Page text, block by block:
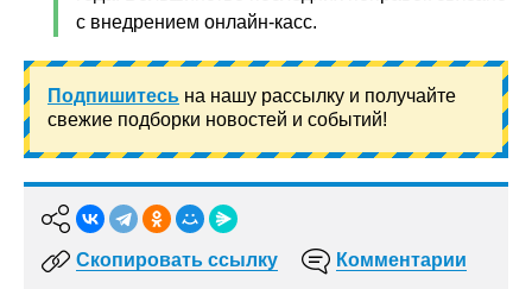
с внедрением онлайн-касс.
Подпишитесь на нашу рассылку и получайте
свежие подборки новостей и событий!
Скопировать ссылку Комментарии